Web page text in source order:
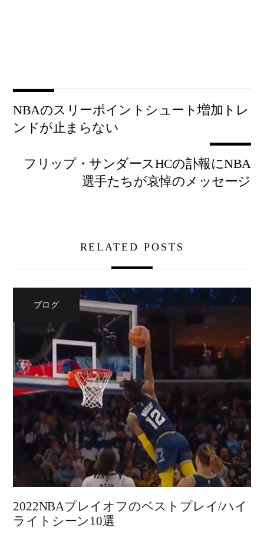
NBAのスリーポイントシュート増加トレ
ンドが止まらない
フリップ・サンダースHCの訃報にNBA
選手たちが哀悼のメッセージ
RELATED POSTS
ブログ
2022NBAプレイオフのベストプレイ/ハイ
ライトシーン10選